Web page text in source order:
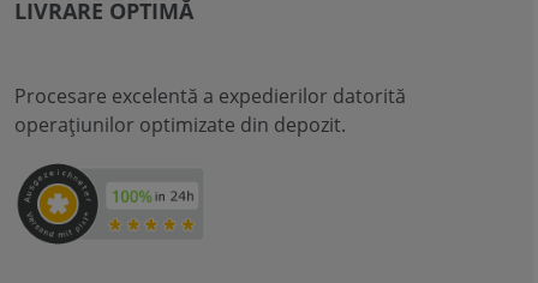
LIVRARE OPTIMĂ
Procesare excelentă a expedierilor datorită
operațiunilor optimizate din depozit.